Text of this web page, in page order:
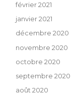
février 2021
janvier 2021
décembre 2020
novembre 2020
octobre 2020
septembre 2020
août 2020